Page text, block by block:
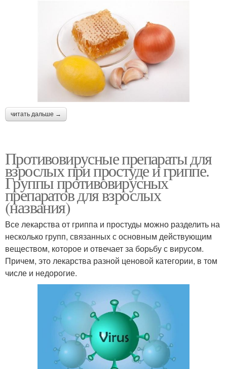
читать дальше →
Противовирусные препараты для
взрослых при простуде и гриппе.
Группы противовирусных
препаратов для взрослых
(названия)
Все лекарства от гриппа и простуды можно разделить на
несколько групп, связанных с основным действующим
веществом, которое и отвечает за борьбу с вирусом.
Причем, это лекарства разной ценовой категории, в том
числе и недорогие.